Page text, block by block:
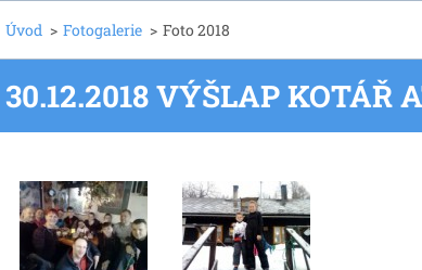
Úvod > Fotogalerie > Foto 2018
30.12.2018 VÝŠLAP KOTÁŘ